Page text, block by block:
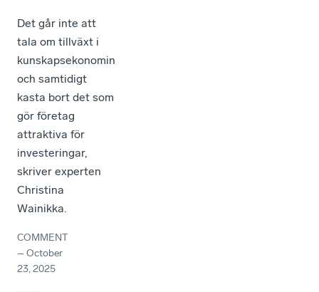
Det går inte att
tala om tillväxt i
kunskapsekonomin
och samtidigt
kasta bort det som
gör företag
attraktiva för
investeringar,
skriver experten
Christina
Wainikka.
COMMENT
–October
23, 2025